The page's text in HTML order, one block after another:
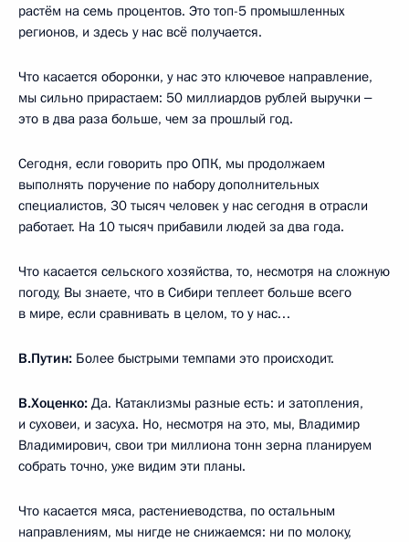
растём на семь процентов. Это топ-5 промышленных
регионов, и здесь у нас всё получается.
Что касается оборонки, у нас это ключевое направление,
мы сильно прирастаем: 50 миллиардов рублей выручки ‒
это в два раза больше, чем за прошлый год.
Сегодня, если говорить про ОПК, мы продолжаем
выполнять поручение по набору дополнительных
специалистов, 30 тысяч человек у нас сегодня в отрасли
работает. На 10 тысяч прибавили людей за два года.
Что касается сельского хозяйства, то, несмотря на сложную
погоду, Вы знаете, что в Сибири теплеет больше всего
в мире, если сравнивать в целом, то у нас…
В.Путин: Более быстрыми темпами это происходит.
В.Хоценко: Да. Катаклизмы разные есть: и затопления,
и суховеи, и засуха. Но, несмотря на это, мы, Владимир
Владимирович, свои три миллиона тонн зерна планируем
собрать точно, уже видим эти планы.
Что касается мяса, растениеводства, по остальным
направлениям, мы нигде не снижаемся: ни по молоку,